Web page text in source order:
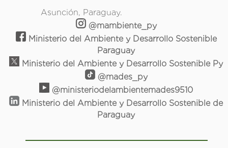
Asunción, Paraguay.
@mambiente_py
Ministerio del Ambiente y Desarrollo Sostenible
Paraguay
Ministerio del Ambiente y Desarrollo Sostenible Py
@mades_py
@ministeriodelambientemades9510
Ministerio del Ambiente y Desarrollo Sostenible de
Paraguay